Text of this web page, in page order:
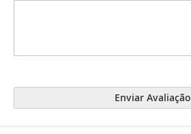
Enviar Avaliação